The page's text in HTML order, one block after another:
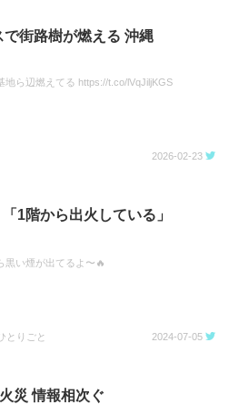
で街路樹が燃える 沖縄
地ら辺燃えてる https://t.co/lVqJiljKGS
2026-02-23
1階から出火している」
黒い煙が出てるよ〜🔥
とりごと 2024-07-05
災 情報相次ぐ